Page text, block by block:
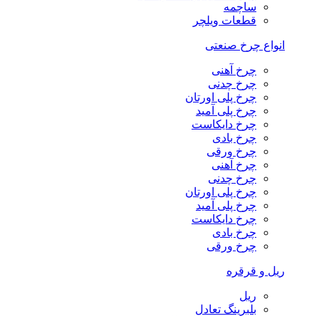
ساچمه
قطعات ویلچر
انواع چرخ صنعتی
چرخ آهنی
چرخ چدنی
چرخ پلی اورتان
چرخ پلی آمید
چرخ دایکاست
چرخ بادی
چرخ ورقی
چرخ آهنی
چرخ چدنی
چرخ پلی اورتان
چرخ پلی آمید
چرخ دایکاست
چرخ بادی
چرخ ورقی
ریل و قرقره
ریل
بلبرینگ تعادل